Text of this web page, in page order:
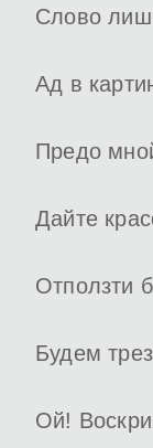
Слово
Ад в
Предо
Дайте
Отползти
Будем
Ой!